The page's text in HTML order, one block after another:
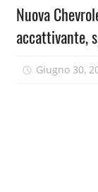
Nuova
accattivante,
Giugno 30,